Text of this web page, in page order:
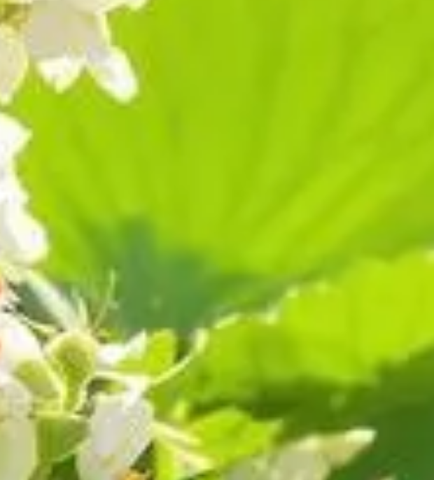
promesses. Offrir à ces plantes l'attention qu'elles méritent à ce stade crucial
bonne gestion de l'eau, des nutriments, de la lumière, et très souvent, quelques
cette période délicate et ainsi garantir une récolte savoureuse et généreuse.
Cela signifie retirer les feuilles anciennes et malades qui pourraient
mais cela facilite également la pollinisation en permettant aux insectes
développer des fruits de qualité.
et pour assurer une bonne croissance des fruits. L'air frais contribue à maintenir
autour des plantes, ce qui peut être particulièrement bénéfique lors des
qui jaunissent ou semblent atteintes. Soyez prudent pour ne pas blesser les
une production fructueuse.